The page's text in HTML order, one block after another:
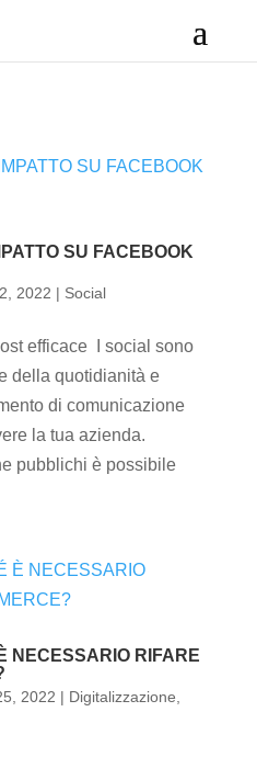
SU FACEBOOK
2022 | Social
efficace I social sono
della quotidianità e
di comunicazione
la tua azienda.
pubblichi è possibile
NECESSARIO RIFARE
2022 | Digitalizzazione